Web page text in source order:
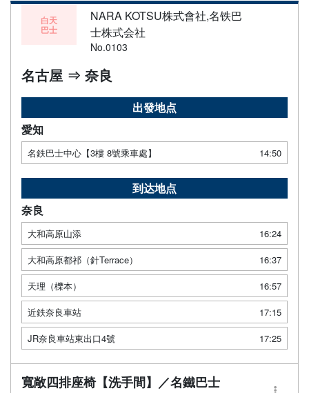
白天
巴士
NARA KOTSU株式會社,名铁巴
士株式会社
No.0103
名古屋 ⇒ 奈良
出發地点
愛知
名鉄巴士中心【3樓 8號乘車處】 14:50
到达地点
奈良
大和高原山添
16:24
大和高原都祁（針Terrace）
16:37
天理（櫟本）
16:57
近鉄奈良車站
17:15
JR奈良車站東出口4號
17:25
寬敞四排座椅【洗手間】／名鐵巴士